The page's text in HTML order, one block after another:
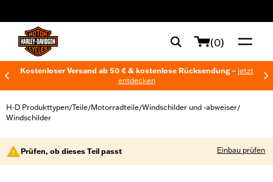
(0)
Kostenloser Versand ab 50 € & kostenlose Rücksendung – jetzt
entdecken
H-D Produkttypen/Teile/Motorradteile/Windschilder und -abweiser/
Windschilder
Prüfen, ob dieses Teil passt Einbau prüfen